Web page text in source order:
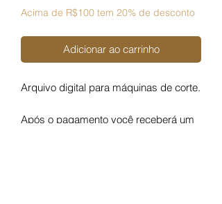
Acima de R$100 tem 20% de desconto
Adicionar ao carrinho
Arquivo digital para máquinas de corte.
Após o pagamento você receberá um